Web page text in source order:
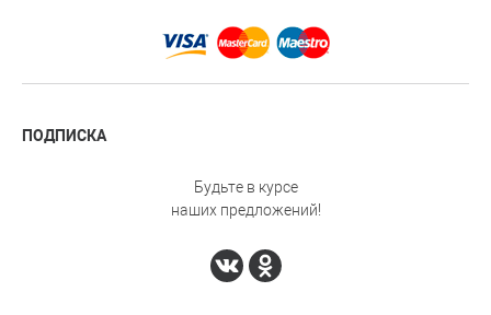
ПОДПИСКА
Будьте в курсе
наших предложений!